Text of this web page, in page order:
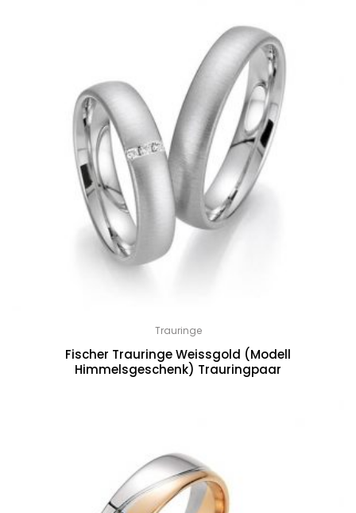
Trauringe
Fischer Trauringe Weissgold (Modell
Himmelsgeschenk) Trauringpaar